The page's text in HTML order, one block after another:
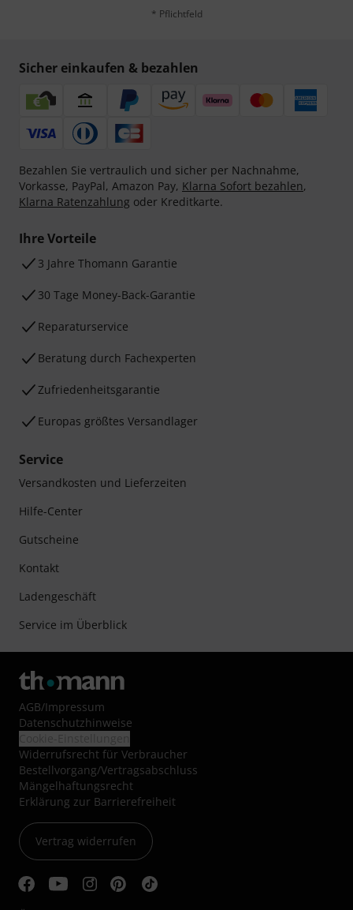
* Pflichtfeld
Sicher einkaufen & bezahlen
Bezahlen Sie vertraulich und sicher per Nachnahme,
Vorkasse, PayPal, Amazon Pay, Klarna Sofort bezahlen,
Klarna Ratenzahlung oder Kreditkarte.
Ihre Vorteile
3 Jahre Thomann Garantie
30 Tage Money-Back-Garantie
Reparaturservice
Beratung durch Fachexperten
Zufriedenheitsgarantie
Europas größtes Versandlager
Service
Versandkosten und Lieferzeiten
Hilfe-Center
Gutscheine
Kontakt
Ladengeschäft
Service im Überblick
AGB/Impressum
Datenschutzhinweise
Widerrufsrecht für Verbraucher
Bestellvorgang/Vertragsabschluss
Mängelhaftungsrecht
Erklärung zur Barrierefreiheit
Vertrag widerrufen